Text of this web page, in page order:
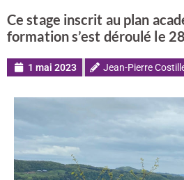
Ce stage inscrit au plan
formation s’est déroulé le
1 mai 2023 Jean-Pierre